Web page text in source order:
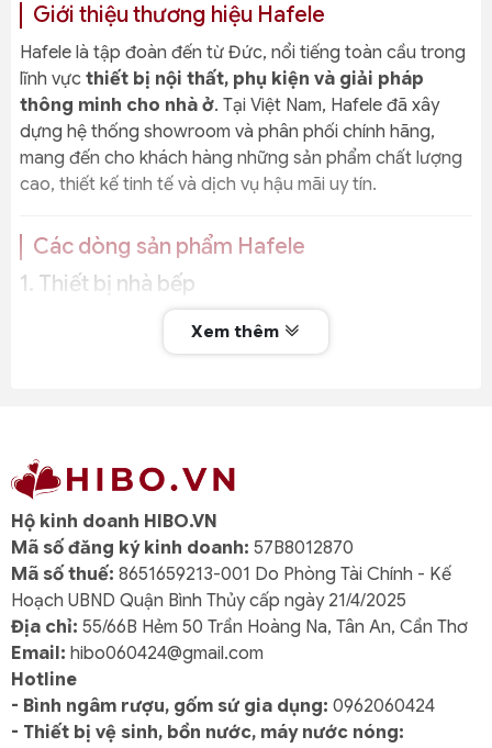
Giới thiệu thương hiệu Hafele
Hafele là tập đoàn đến từ Đức, nổi tiếng toàn cầu trong
lĩnh vực thiết bị nội thất, phụ kiện và giải pháp
thông minh cho nhà ở. Tại Việt Nam, Hafele đã xây
dựng hệ thống showroom và phân phối chính hãng,
mang đến cho khách hàng những sản phẩm chất lượng
cao, thiết kế tinh tế và dịch vụ hậu mãi uy tín.
Các dòng sản phẩm Hafele
1. Thiết bị nhà bếp
Bếp từ Hafele: Thiết kế âm tủ, nhiều vùng nấu,
công suất mạnh mẽ.
Máy rửa chén:Độc lập hoặc âm tủ, dung tích đa
Chậu và vòi rửa bát:
bẩn, dễ vệ sinh.
2. Khóa điện tử & phụ kiện cửa
Khóa điện tử Hafele: Tích hợp nhiều phương
thức mở khóa (vân tay, thẻ từ, mật mã).
Phụ kiện cửa:
thông minh.
Xem thêm
Hộ kinh doanh HIBO.VN
Mã số đăng ký kinh doanh: 57B8012870
Mã số thuế: 8651659213-001 Do Phòng Tài Chính - Kế
Hoạch UBND Quận Bình Thủy cấp ngày 21/4/2025
Địa chỉ: 55/66B Hẻm 50 Trần Hoàng Na, Tân An, Cần Thơ
Email: hibo060424@gmail.com
Hotline
- Bình ngâm rượu, gốm sứ gia dụng: 0962060424
- Thiết bị vệ sinh, bồn nước, máy nước nóng: